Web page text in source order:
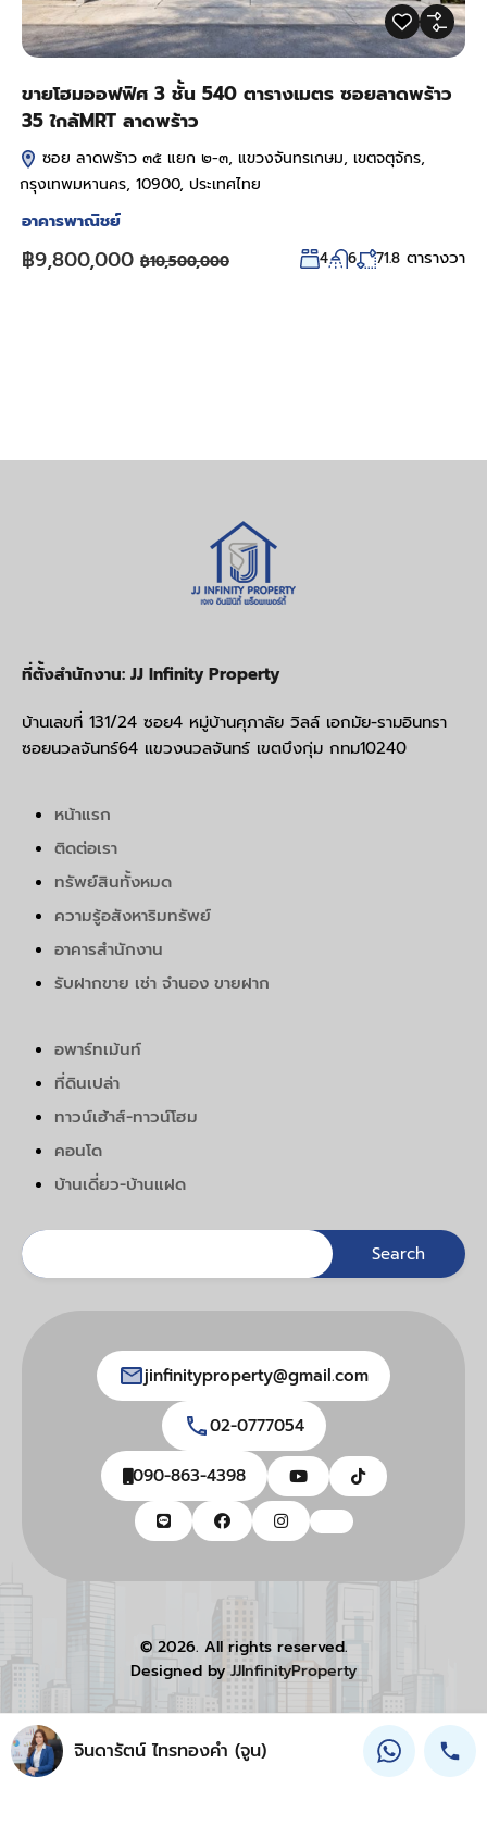
ขายโฮมออฟฟิศ 3 ชั้น 540 ตารางเมตร ซอยลาดพร้าว
35 ใกล้MRT ลาดพร้าว
ซอย ลาดพร้าว ๓๕ แยก ๒-๓, แขวงจันทรเกษม, เขตจตุจักร,
กรุงเทพมหานคร, 10900, ประเทศไทย
อาคารพาณิชย์
฿9,800,000 ฿10,500,000 4 6 71.8 ตารางวา
ที่ตั้งสำนักงาน: JJ Infinity Property
บ้านเลขที่ 131/24 ซอย4 หมู่บ้านศุภาลัย วิลล์ เอกมัย-รามอินทรา
ซอยนวลจันทร์64 แขวงนวลจันทร์ เขตบึงกุ่ม กทม10240
หน้าแรก
ติดต่อเรา
ทรัพย์สินทั้งหมด
ความรู้อสังหาริมทรัพย์
อาคารสำนักงาน
รับฝากขาย เช่า จำนอง ขายฝาก
อพาร์ทเม้นท์
ที่ดินเปล่า
ทาวน์เฮ้าส์-ทาวน์โฮม
คอนโด
บ้านเดี่ยว-บ้านแฝด
jinfinityproperty@gmail.com
02-0777054
090-863-4398
© 2026. All rights reserved.
Designed by JJInfinityProperty
จินดารัตน์ ไทรทองคำ (จูน)